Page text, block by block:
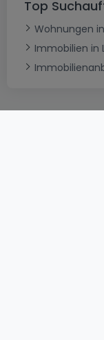
Top
Wohnungen
Immobilien in